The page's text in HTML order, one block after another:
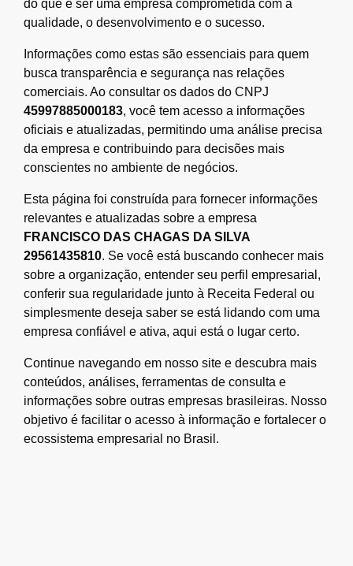
do que é ser uma empresa comprometida com a
qualidade, o desenvolvimento e o sucesso.
Informações como estas são essenciais para quem
busca transparência e segurança nas relações
comerciais. Ao consultar os dados do CNPJ
45997885000183, você tem acesso a informações
oficiais e atualizadas, permitindo uma análise precisa
da empresa e contribuindo para decisões mais
conscientes no ambiente de negócios.
Esta página foi construída para fornecer informações
relevantes e atualizadas sobre a empresa
FRANCISCO DAS CHAGAS DA SILVA
29561435810. Se você está buscando conhecer mais
sobre a organização, entender seu perfil empresarial,
conferir sua regularidade junto à Receita Federal ou
simplesmente deseja saber se está lidando com uma
empresa confiável e ativa, aqui está o lugar certo.
Continue navegando em nosso site e descubra mais
conteúdos, análises, ferramentas de consulta e
informações sobre outras empresas brasileiras. Nosso
objetivo é facilitar o acesso à informação e fortalecer o
ecossistema empresarial no Brasil.